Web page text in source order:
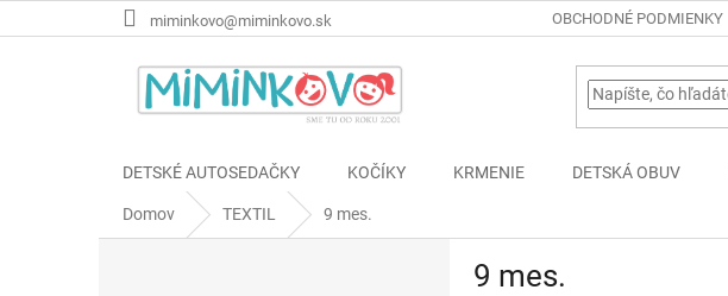
na
miminkovo@miminkovo.sk OBCHODNÉ PODMIENKY
DETSKÉ AUTOSEDAČKY KOČÍKY KRMENIE DETSKÁ OBUV
Domov TEXTIL 9 mes.
9 mes.